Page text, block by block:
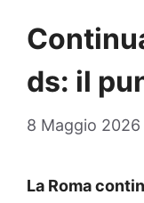
ds: il
8 Maggio 2026
La Roma